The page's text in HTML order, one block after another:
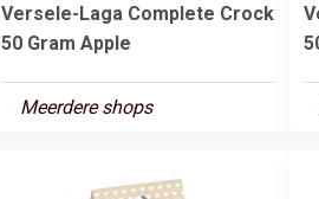
Versele-Laga Complete Crock
50 Gram Apple
Meerdere shops